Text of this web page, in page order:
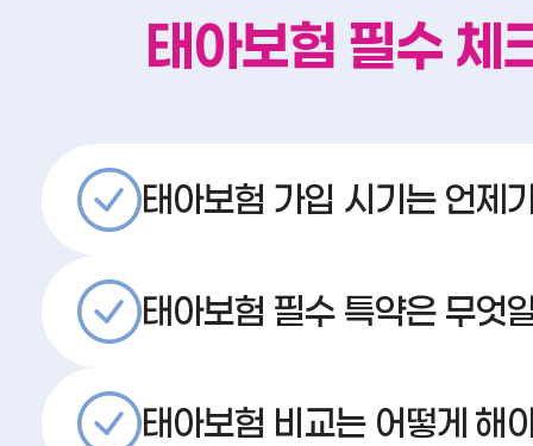
태아보험 필수 체
태아보험 가입 시기는 언제
태아보험 필수 특약은 무엇
태아보험 비교는 어떻게 해